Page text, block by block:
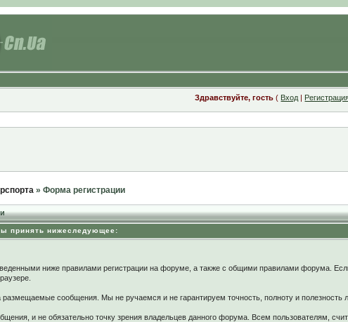
Здравствуйте, гость ( Вход |
» Форма регистрации
принять нижеследующее:
ниже правилами регистрации на форуме, а также с общими правилами форума.
сообщения. Мы не ручаемся и не гарантируем точность, полноту и
и не обязательно точку зрения владельцев данного форума. Всем пользователям,